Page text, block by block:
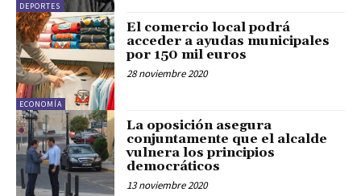
DEPORTES
ECONOMÍA
El comercio local podrá
acceder a ayudas municipales
por 150 mil euros
28 noviembre 2020
La oposición asegura
conjuntamente que el alcalde
vulnera los principios
democráticos
13 noviembre 2020